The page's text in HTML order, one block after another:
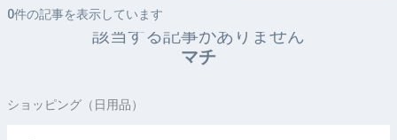
0件の記事を表示しています
該当する記事がありません
マチ
ショッピング（日用品）